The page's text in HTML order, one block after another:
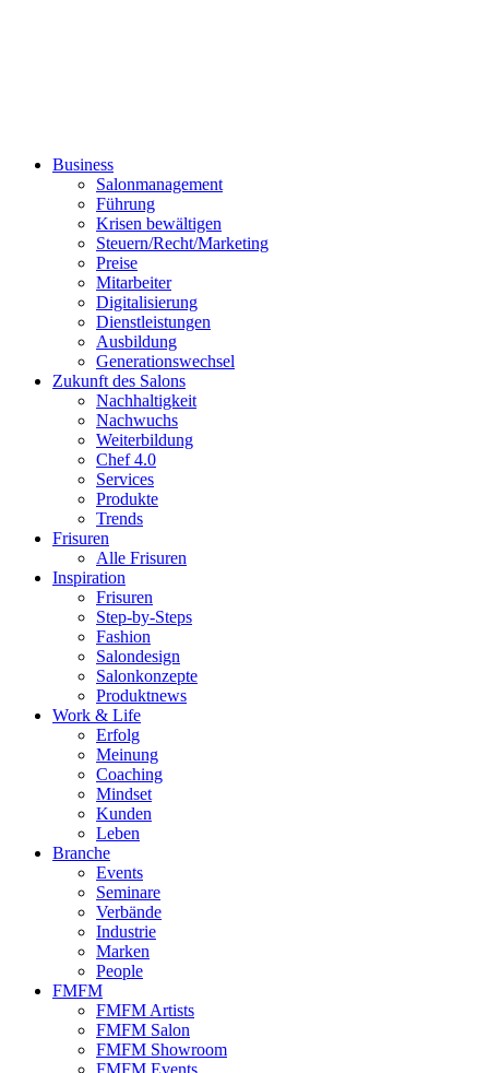
Business
Salonmanagement
Führung
Krisen bewältigen
Steuern/Recht/Marketing
Preise
Mitarbeiter
Digitalisierung
Dienstleistungen
Ausbildung
Generationswechsel
Zukunft des Salons
Nachhaltigkeit
Nachwuchs
Weiterbildung
Chef 4.0
Services
Produkte
Trends
Frisuren
Alle Frisuren
Inspiration
Frisuren
Step-by-Steps
Fashion
Salondesign
Salonkonzepte
Produktnews
Work & Life
Erfolg
Meinung
Coaching
Mindset
Kunden
Leben
Branche
Events
Seminare
Verbände
Industrie
Marken
People
FMFM
FMFM Artists
FMFM Salon
FMFM Showroom
FMFM Events